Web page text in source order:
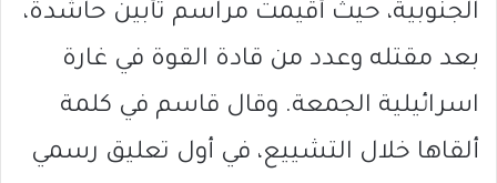
الجنوبية، حيث أقيمت مراسم تأبين حاشدة،
بعد مقتله وعدد من قادة القوة في غارة
اسرائيلية الجمعة. وقال قاسم في كلمة
ألقاها خلال التشييع، في أول تعليق رسمي